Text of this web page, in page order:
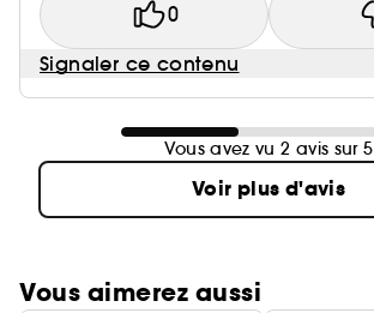
0
Signaler ce contenu
Vous avez vu 2 avis sur 5
Voir plus d'avis
Vous aimerez aussi